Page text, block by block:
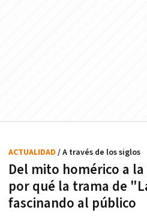
Del mito homérico a
por qué la trama de
fascinando al público
ACTUALIDAD / A través de los siglos